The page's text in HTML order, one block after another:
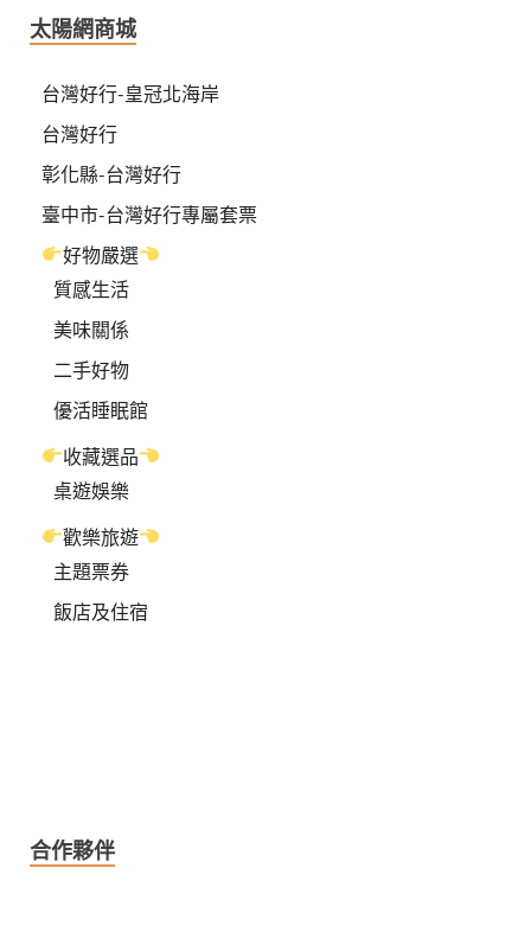
太陽網商城
台灣好行-皇冠北海岸
台灣好行
彰化縣-台灣好行
臺中市-台灣好行專屬套票
好物嚴選
質感生活
美味關係
二手好物
優活睡眠館
收藏選品
桌遊娛樂
歡樂旅遊
主題票券
飯店及住宿
合作夥伴